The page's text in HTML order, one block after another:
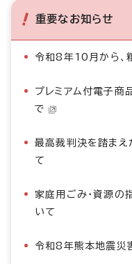
重要なお知らせ
令和8年10月から、
プレミアム付電子商
で
最高裁判決を踏ま
て
家庭用ごみ・資源の
いて
令和8年熊本地震災